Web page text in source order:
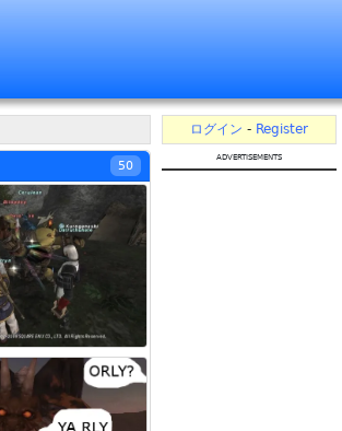
50
ログイン - Register
advertisements